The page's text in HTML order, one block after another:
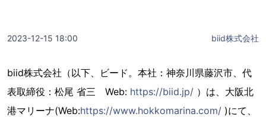
2023-12-15 18:00 biid株式会社
biid株式会社（以下、ビード。本社：神奈川県藤沢市、代
表取締役：松尾 省三 Web: https://biid.jp/ ）は、大阪北
港マリーナ(Web:https://www.hokkomarina.com/ )にて、